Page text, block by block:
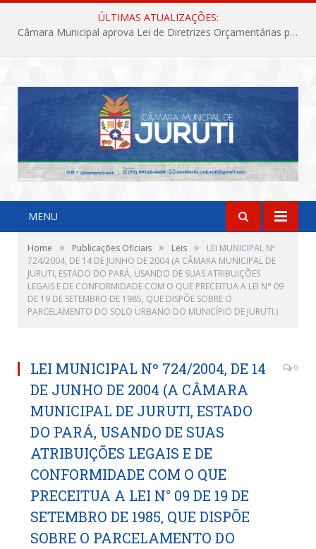
ÚLTIMAS ATUALIZAÇÕES:
Câmara Municipal aprova Lei de Diretrizes Orçamentárias para o exercício financeiro de 2027
MENU
Home » Publicações Oficiais » Leis »
LEI MUNICIPAL Nº
724/2004, DE 14 DE JUNHO DE 2004 (A CÂMARA MUNICIPAL DE
JURUTI, ESTADO DO PARÁ, USANDO DE SUAS ATRIBUIÇÕES
LEGAIS E DE CONFORMIDADE COM O QUE PRECEITUA A LEI N° 09
DE 19 DE SETEMBRO DE 1985, QUE DISPÕE SOBRE O
PARCELAMENTO DO SOLO URBANO DO MUNICÍPIO DE JURUTI.)
LEI MUNICIPAL Nº 724/2004, DE 14
DE JUNHO DE 2004 (A CÂMARA
MUNICIPAL DE JURUTI, ESTADO
DO PARÁ, USANDO DE SUAS
ATRIBUIÇÕES LEGAIS E DE
CONFORMIDADE COM O QUE
PRECEITUA A LEI N° 09 DE 19 DE
SETEMBRO DE 1985, QUE DISPÕE
SOBRE O PARCELAMENTO DO
0